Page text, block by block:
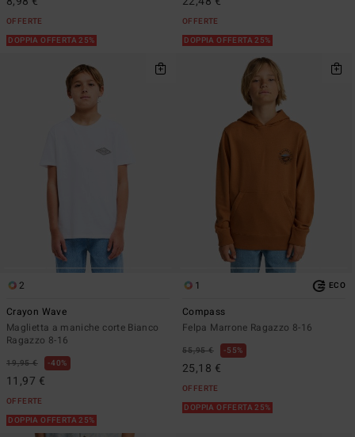
OFFERTE
DOPPIA OFFERTA 25%
OFFERTE
DOPPIA OFFERTA 25%
2
Crayon Wave
Maglietta a maniche corte Bianco
Ragazzo 8-16
19,95 € 40%
11,97 €
OFFERTE
DOPPIA OFFERTA 25%
1 ECO
Compass
Felpa Marrone Ragazzo 8-16
55,95 € 55%
25,18 €
OFFERTE
DOPPIA OFFERTA 25%